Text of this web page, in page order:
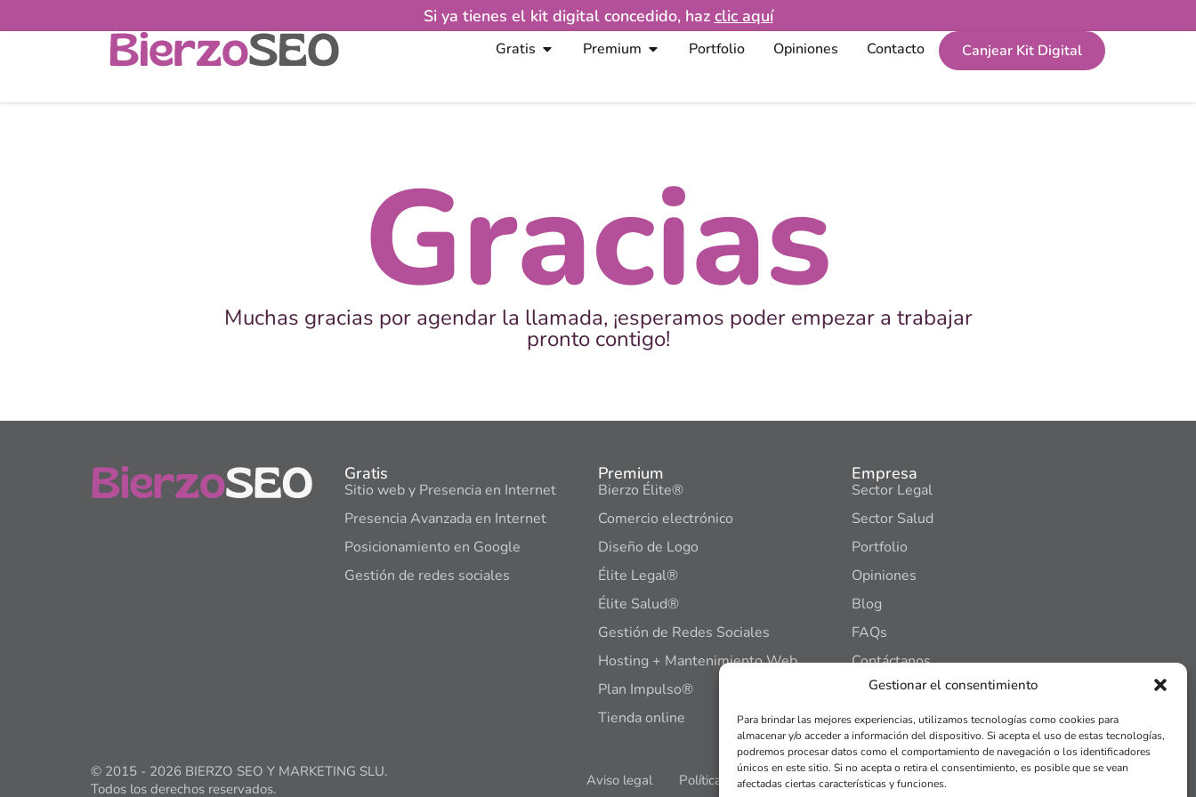
Gestionar el consentimiento
Para brindar las mejores experiencias, utilizamos tecnologías como cookies para
almacenar y/o acceder a información del dispositivo. Si acepta el uso de estas tecnologías,
podremos procesar datos como el comportamiento de navegación o los identificadores
únicos en este sitio. Si no acepta o retira el consentimiento, es posible que se vean
afectadas ciertas características y funciones.
Si ya tienes el kit digital concedido, haz clic aquí
Gratis Premium Portfolio Opiniones Contacto Canjear Kit Digital
Gracias
Muchas gracias por agendar la llamada, ¡esperamos poder empezar a trabajar
pronto contigo!
Gratis
Sitio web y Presencia en Internet
Presencia Avanzada en Internet
Posicionamiento en Google
Gestión de redes sociales
Premium
Bierzo Élite®
Comercio electrónico
Diseño de Logo
Élite Legal®
Élite Salud®
Gestión de Redes Sociales
Hosting + Mantenimiento Web
Plan Impulso®
Tienda online
Empresa
Sector Legal
Sector Salud
Portfolio
Opiniones
Blog
FAQs
Contáctanos
Solicitar Kit Digital
Oficina 2, 24402, Ponferrada, León
info@bierzoseo.com
© 2015 - 2026 BIERZO SEO Y MARKETING SLU.
Todos los derechos reservados.
Aviso legal Política de privacidad Política de cookies